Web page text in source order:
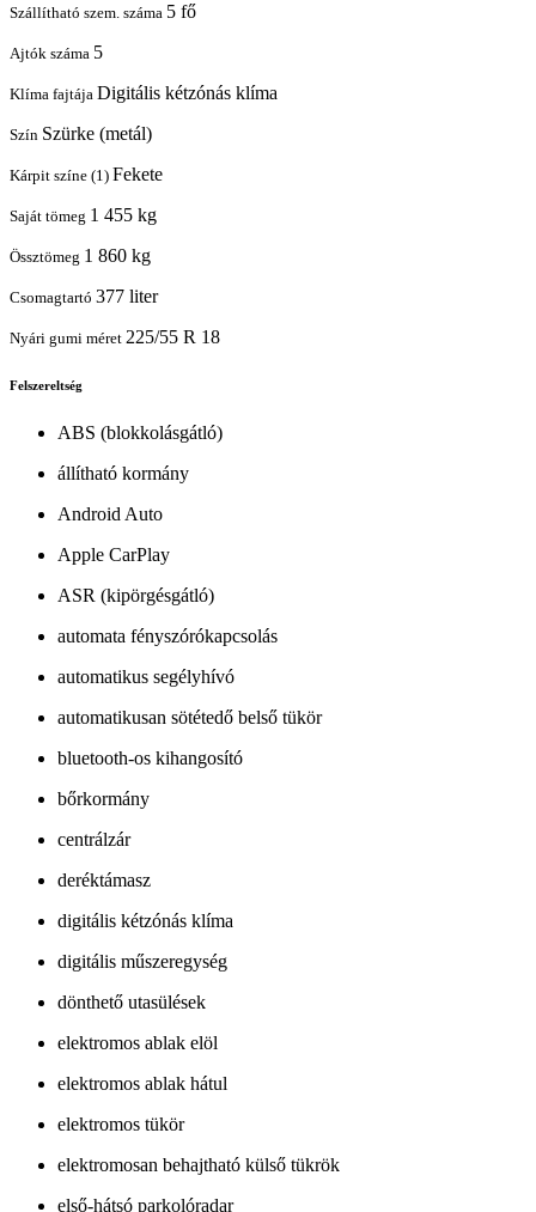
Szállítható szem. száma 5 fő
Ajtók száma 5
Klíma fajtája Digitális kétzónás klíma
Szín Szürke (metál)
Kárpit színe (1) Fekete
Saját tömeg 1 455 kg
Össztömeg 1 860 kg
Csomagtartó 377 liter
Nyári gumi méret 225/55 R 18
Felszereltség
ABS (blokkolásgátló)
állítható kormány
Android Auto
Apple CarPlay
ASR (kipörgésgátló)
automata fényszórókapcsolás
automatikus segélyhívó
automatikusan sötétedő belső tükör
bluetooth-os kihangosító
bőrkormány
centrálzár
deréktámasz
digitális kétzónás klíma
digitális műszeregység
dönthető utasülések
elektromos ablak elöl
elektromos ablak hátul
elektromos tükör
elektromosan behajtható külső tükrök
első-hátsó parkolóradar